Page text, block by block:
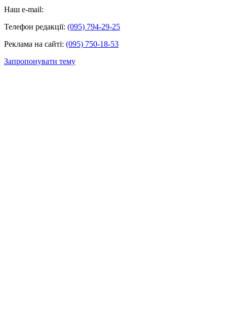
Наш e-mail:
Телефон редакції: (095) 794-29-25
Реклама на сайті: (095) 750-18-53
Запропонувати тему